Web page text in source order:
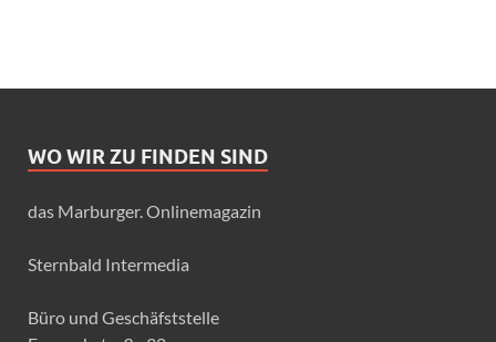
WO WIR ZU FINDEN SIND
das Marburger. Onlinemagazin
Sternbald Intermedia
Büro und Geschäfststelle